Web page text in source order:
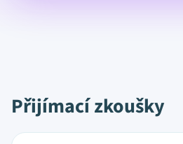
Přijímací zkoušky